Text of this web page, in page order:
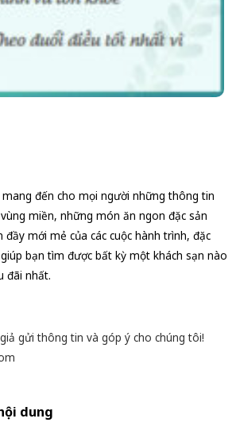
mang đến cho mọi người những thông tin
miền, những món ăn ngon đặc sản
mới mẻ của các cuộc hành trình, đặc
bạn tìm được bất kỳ một khách sạn nào
đãi nhất.
gửi thông tin và góp ý cho chúng tôi!
dung